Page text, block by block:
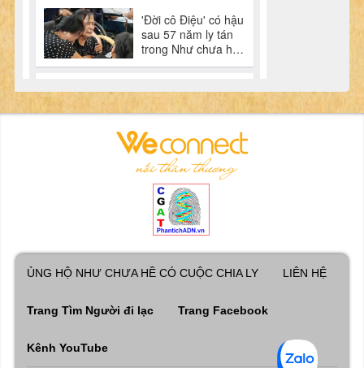
ỦNG HỘ NHƯ CHƯA HỀ CÓ CUỘC CHIA LY LIÊN HỆ
Trang Tìm Người đi lạc Trang Facebook
Kênh YouTube